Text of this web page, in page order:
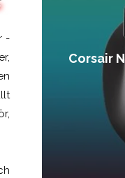
-
Corsair